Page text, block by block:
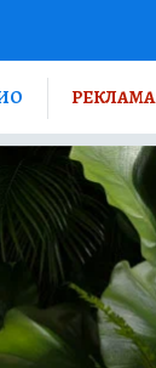
ВСЕ О КП
РЕКЛАМА